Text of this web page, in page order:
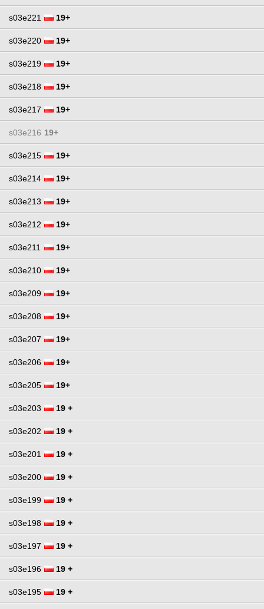
s03e221 19+
s03e220 19+
s03e219 19+
s03e218 19+
s03e217 19+
s03e216 19+
s03e215 19+
s03e214 19+
s03e213 19+
s03e212 19+
s03e211 19+
s03e210 19+
s03e209 19+
s03e208 19+
s03e207 19+
s03e206 19+
s03e205 19+
s03e203 19 +
s03e202 19 +
s03e201 19 +
s03e200 19 +
s03e199 19 +
s03e198 19 +
s03e197 19 +
s03e196 19 +
s03e195 19 +